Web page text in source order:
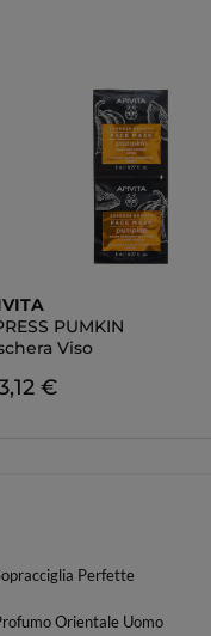
PUMKIN
Viso
€
Perfette
Orientale Uomo